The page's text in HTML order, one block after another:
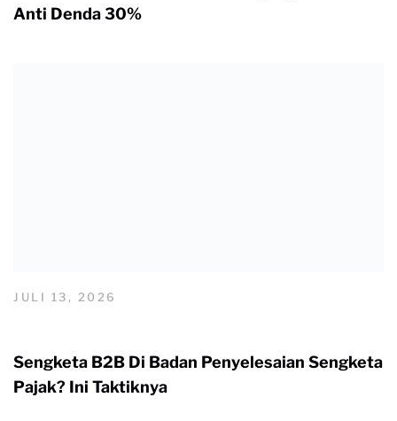
Anti Denda 30%
JULI 13, 2026
Sengketa B2B Di Badan Penyelesaian Sengketa
Pajak? Ini Taktiknya